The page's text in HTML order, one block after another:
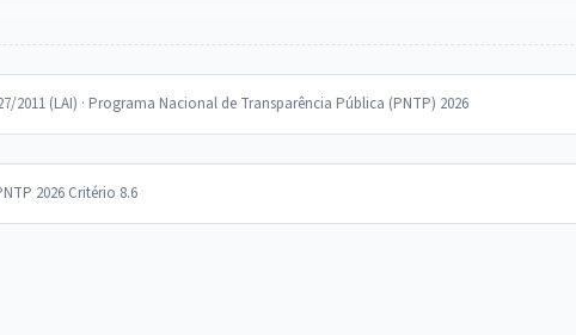
2011 (LAI) · Programa Nacional de Transparência Pública (PNTP) 2026
2026 Critério 8.6